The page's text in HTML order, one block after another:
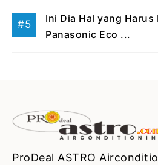
Ini Dia Hal yang Harus
Panasonic Eco ...
ProDeal ASTRO